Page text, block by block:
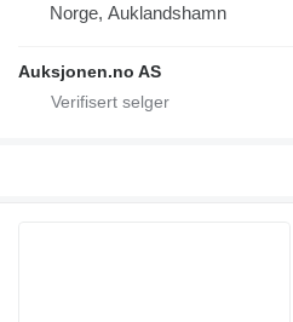
Norge, Auklandshamn
Auksjonen.no AS